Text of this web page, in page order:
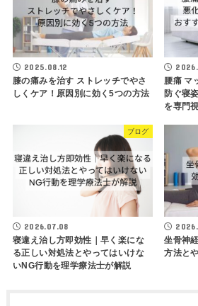
2025.08.12
膝の痛みを治す ストレッチでやさ
しくケア！原因別に効く5つの方法
腰痛 マ
防ぐ寝
を専門
ブログ
2026.07.08
寝違え治し方即効性｜早く楽にな
る正しい対処法とやってはいけな
いNG行動を理学療法士が解説
坐骨神
方法と